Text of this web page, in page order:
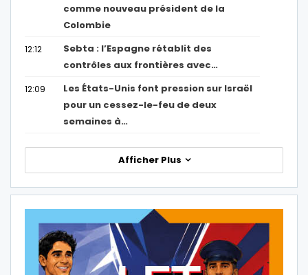
comme nouveau président de la
Colombie
12:12
Sebta : l’Espagne rétablit des
contrôles aux frontières avec…
12:09
Les États-Unis font pression sur Israël
pour un cessez-le-feu de deux
semaines à…
Afficher Plus